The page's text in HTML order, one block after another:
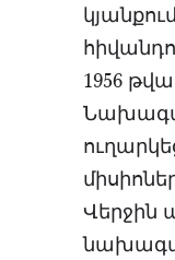
1956
Վերջին